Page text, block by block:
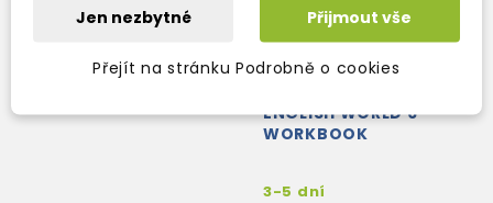
ENGLISH WORLD 6
WORKBOOK
3-5 dní
Jen nezbytné Přijmout vše
Přejít na stránku Podrobně o cookies